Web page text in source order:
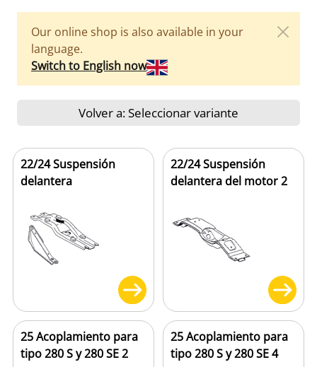
Our online shop is also available in your
language.
Switch to English now
Volver a: Seleccionar variante
22/24 Suspensión
delantera
22/24 Suspensión
delantera del motor 2
25 Acoplamiento para
tipo 280 S y 280 SE 2
25 Acoplamiento para
tipo 280 S y 280 SE 4